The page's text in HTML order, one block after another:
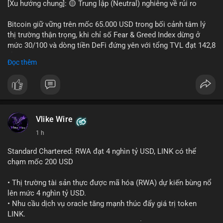
[Xu hướng chung]: 🟡 Trung lập (Neutral) nghiêng về rủi ro
Bitcoin giữ vững trên mốc 65.000 USD trong bối cảnh tâm lý
thị trường thận trọng, khi chỉ số Fear & Greed Index dừng ở
mức 30/100 và dòng tiền DeFi đứng yên với tổng TVL đạt 142,8
tăng gần 3% khi Iran-Oman hứa mở lại eo Hormuz, giảm lo ngại
địa chính trị. Hoạt động cá voi diễn ra sôi động với lệnh
lớn khác. Đáng chú ý, thanh lý Short chiếm tới 81,7% tổng 35,7
triệu USD thanh lý trong 24h, cho thấy phe bán đang yếu thế.
- DeFi & Công nghệ: Standard Chartered dự báo thị trường RWA
sẽ bùng nổ lên 4 nghìn tỷ USD, kéo theo giá trị token LINK có
hoàn tất thương vụ mua lại startup stablecoin BVNK trị giá 1,8
tỷ USD, đánh dấu bước tiến lớn trong thanh toán số.
- Quy định & Pháp lý: FCA Anh đang xây dựng khung pháp lý
Đọc thêm
Vlike Wire
1 h
Standard Chartered: RWA đạt 4 nghìn tỷ USD, LINK có thể
chạm mốc 200 USD
• Thị trường tài sản thực được mã hóa (RWA) dự kiến bùng nổ
lên mức 4 nghìn tỷ USD.
• Nhu cầu dịch vụ oracle tăng mạnh thúc đẩy giá trị token
LINK.